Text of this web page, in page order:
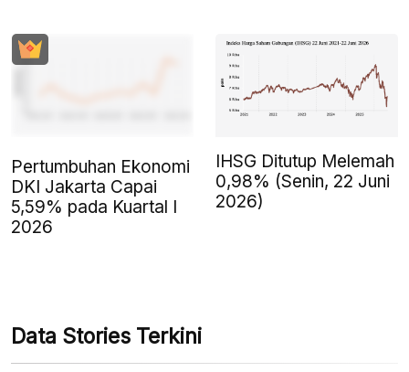
Pertumbuhan Ekonomi
DKI Jakarta Capai
5,59% pada Kuartal I
2026
IHSG Ditutup Melemah
0,98% (Senin, 22 Juni
2026)
Data Stories Terkini